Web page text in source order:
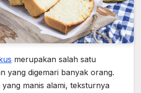
merupakan salah satu
yang digemari banyak orang.
yang manis alami, teksturnya